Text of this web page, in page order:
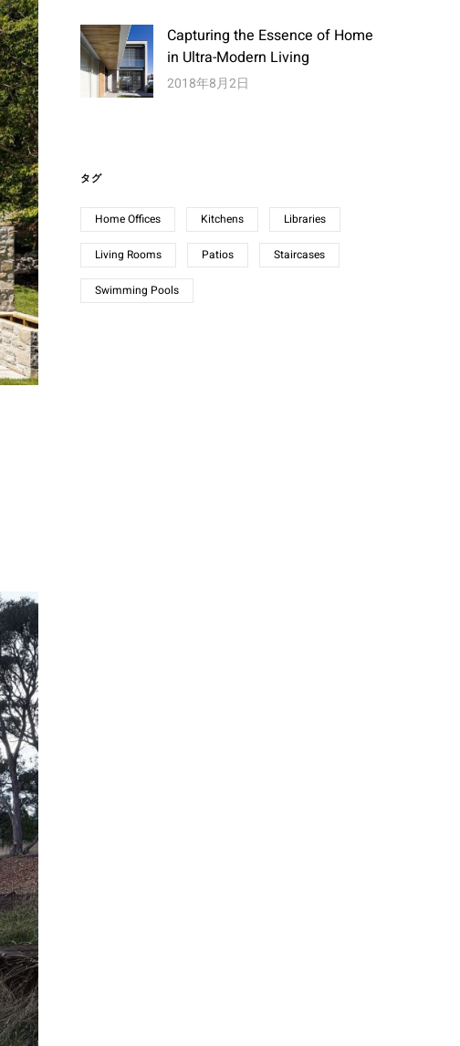
Capturing the Essence of Home
in Ultra-Modern Living
2018年8月2日
タグ
Home Offices Kitchens Libraries
Living Rooms Patios Staircases
Swimming Pools